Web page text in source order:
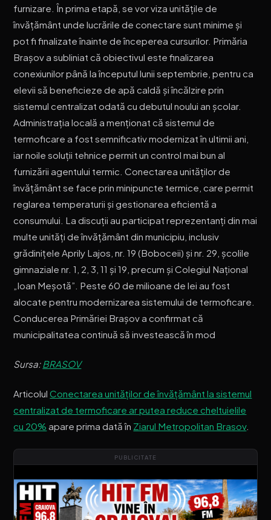
furnizare. În prima etapă, se vor viza unitățile de
învățământ unde lucrările de conectare sunt minime și
pot fi finalizate înainte de începerea cursurilor. Primăria
Brașov a subliniat că obiectivul este finalizarea
conexiunilor până la începutul lunii septembrie, pentru ca
elevii să beneficieze de apă caldă și încălzire prin
sistemul centralizat odată cu debutul noului an școlar.
Administrația locală a menționat că sistemul de
termoficare a fost semnificativ modernizat în ultimii ani,
iar noile soluții tehnice permit un control mai bun al
furnizării agentului termic. Conectarea unităților de
învățământ se face prin minipuncte termice, care permit
reglarea temperaturii și gestionarea eficientă a
consumului. La discuții au participat reprezentanți din mai
multe unități de învățământ din municipiu, inclusiv
grădinițele Aprily Lajos, nr. 19 (Boboceii) și nr. 29, școlile
gimnaziale nr. 1, 2, 3, 11 și 19, precum și Colegiul Național
„Ioan Meșotă”. Peste 60 de milioane de lei au fost
alocate pentru modernizarea sistemului de termoficare.
Conducerea Primăriei Brașov a confirmat că
municipalitatea continuă să investească în mod
Sursa:BRASOV
ArticolulConectarea unităților de învățământ la sistemul
centralizat de termoficare ar putea reduce cheltuielile
cu 20% apare prima dată în Ziarul Metropolitan Brasov.
PUBLICITATE